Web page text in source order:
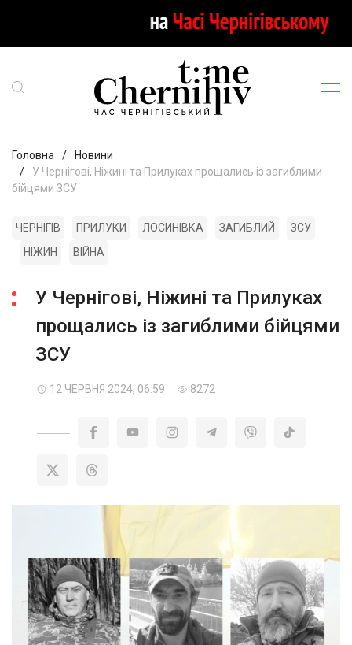
Головна
Новини
У Чернігові, Ніжині та Прилуках прощались із загиблими
бійцями ЗСУ
ЧЕРНІГІВ ПРИЛУКИ ЛОСИНІВКА ЗАГИБЛИЙ
ЗСУ
НІЖИН
ВІЙНА
У Чернігові, Ніжині та Прилуках
прощались із загиблими бійцями
ЗСУ
12 ЧЕРВНЯ 2024, 06:59 8272